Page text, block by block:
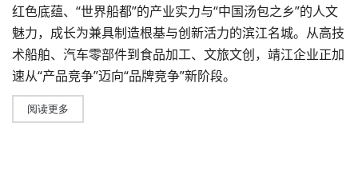
红色底蕴、“世界船都”的产业实力与“中国汤包之乡”的人文
魅力，成长为兼具制造根基与创新活力的滨江名城。从高技
术船舶、汽车零部件到食品加工、文旅文创，靖江企业正加
速从“产品竞争”迈向“品牌竞争”新阶段。
阅读更多